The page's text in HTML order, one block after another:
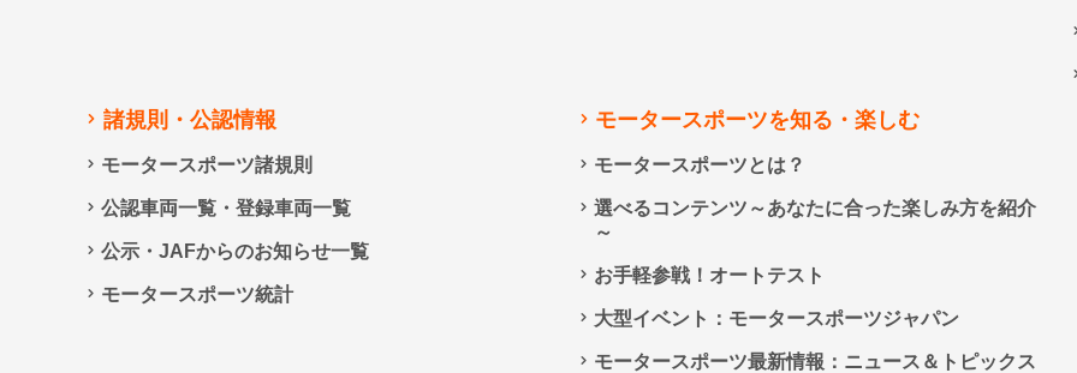
諸規則・公認情報
モータースポーツ諸規則
公認車両一覧・登録車両一覧
公示・JAFからのお知らせ一覧
モータースポーツ統計
モータースポーツを知る・楽しむ
モータースポーツとは？
選べるコンテンツ～あなたに合った楽しみ方を紹介
～
お手軽参戦！オートテスト
大型イベント：モータースポーツジャパン
モータースポーツ最新情報：ニュース＆トピックス